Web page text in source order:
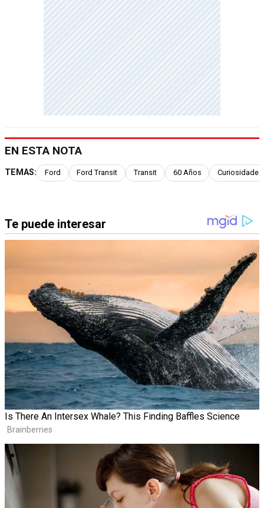
EN ESTA NOTA
TEMAS: Ford Ford Transit Transit 60 Años Curiosidades